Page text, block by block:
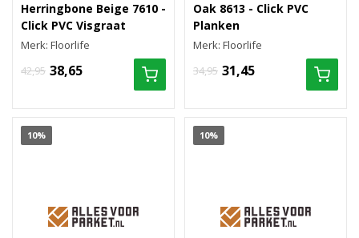
Herringbone Beige 7610 -
Click PVC Visgraat
Merk: Floorlife
42,95 38,65
Oak 8613 - Click PVC
Planken
Merk: Floorlife
34,95 31,45
10% 10%